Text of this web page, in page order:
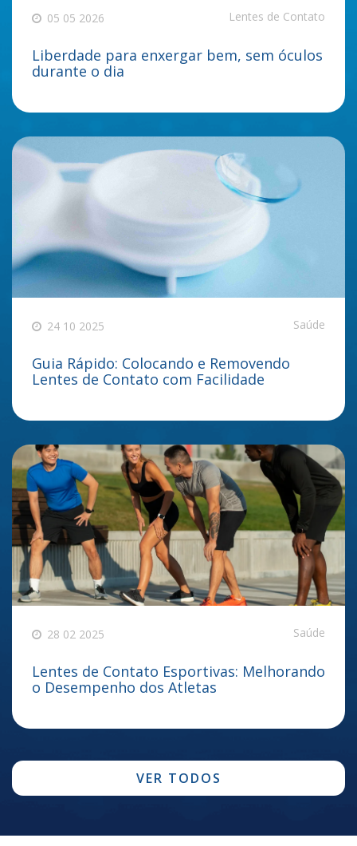
05 05 2026 Lentes de Contato
Liberdade para enxergar bem, sem óculos
durante o dia
24 10 2025 Saúde
Guia Rápido: Colocando e Removendo
Lentes de Contato com Facilidade
28 02 2025 Saúde
Lentes de Contato Esportivas: Melhorando
o Desempenho dos Atletas
VER TODOS